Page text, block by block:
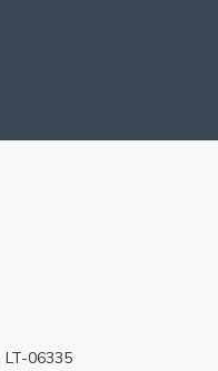
LT-06335